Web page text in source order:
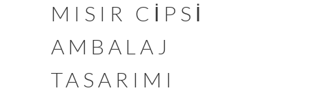
MISIR CİPSİ
AMBALAJ
TASARIMI